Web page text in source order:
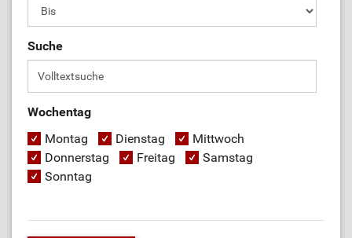
Suche
Wochentag
Montag
Dienstag
Mittwoch
Donnerstag
Freitag
Samstag
Sonntag